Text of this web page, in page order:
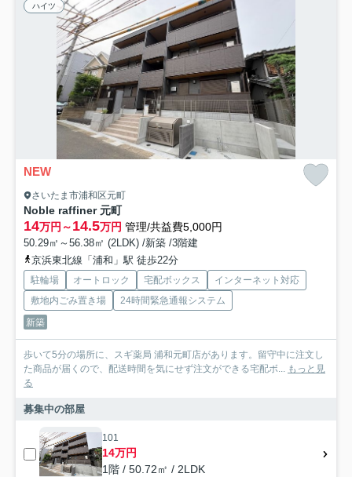
ハイツ
NEW
さいたま市浦和区元町
Noble raffiner 元町
14万円～14.5万円 管理/共益費5,000円
50.29㎡～56.38㎡ (2LDK) /新築 /3階建
京浜東北線「浦和」駅 徒歩22分
駐輪場 オートロック 宅配ボックス
インターネット対応
敷地内ごみ置き場
24時間緊急通報システム
新築
歩いて5分の場所に、スギ薬局 浦和元町店があります。留守中に注文し
た商品が届くので、配送時間を気にせず注文ができる宅配ボ... もっと見
る
募集中の部屋
101
14万円
1階 / 50.72㎡ / 2LDK